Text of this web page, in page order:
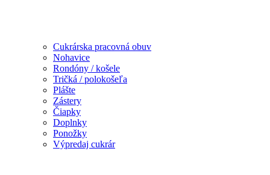
Cukrárska pracovná obuv
Nohavice
Rondóny / košele
Tričká / polokošeľa
Plášte
Zástery
Čiapky
Doplnky
Ponožky
Výpredaj cukrár